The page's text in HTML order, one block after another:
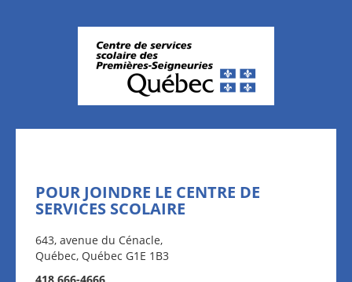
POUR JOINDRE LE CENTRE DE
SERVICES SCOLAIRE
643, avenue du Cénacle,
Québec, Québec G1E 1B3